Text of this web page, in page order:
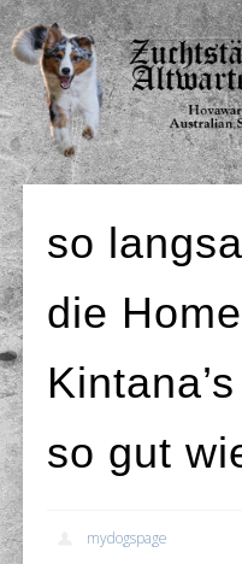
so
die
so gut
mydogspage